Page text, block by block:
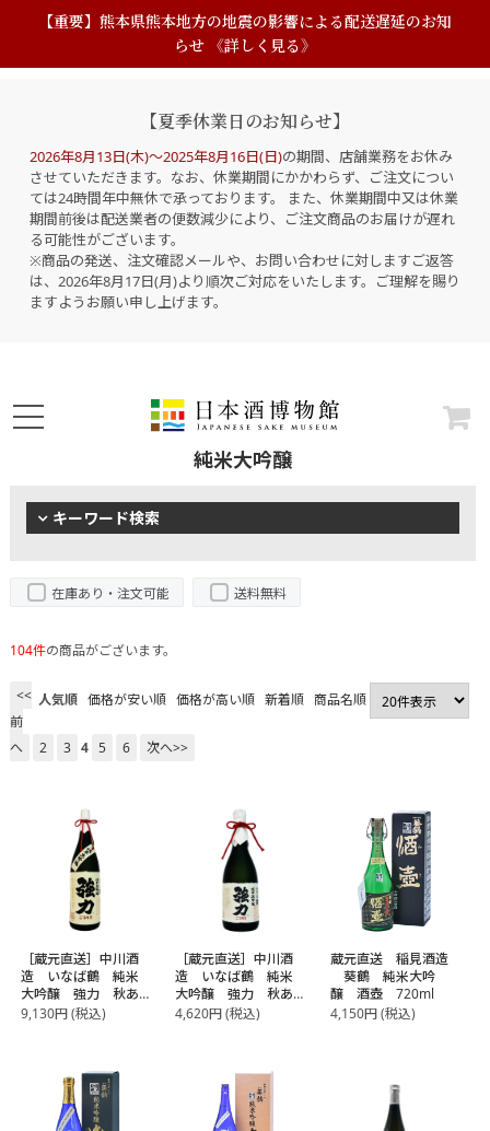
【重要】熊本県熊本地方の地震の影響による配送遅延のお知
らせ 《詳しく見る》
【夏季休業日のお知らせ】
2026年8月13日(木)～2025年8月16日(日)の期間、店舗業務をお休み
させていただきます。なお、休業期間にかかわらず、ご注文につい
ては24時間年中無休で承っております。 また、休業期間中又は休業
期間前後は配送業者の便数減少により、ご注文商品のお届けが遅れ
る可能性がございます。
※商品の発送、注文確認メールや、お問い合わせに対しますご返答
は、2026年8月17日(月)より順次ご対応をいたします。ご理解を賜り
ますようお願い申し上げます。
純米大吟醸
キーワード検索
在庫あり・注文可能 送料無料
104件の商品がございます。
人気順 価格が安い順 価格が高い順 新着順 商品名順
<<
前
へ
2 3 4 5 6 次へ>>
［蔵元直送］中川酒
造 いなば鶴 純米
大吟醸 強力 秋あ
がり 1800ml【常
9,130円(税込)
［蔵元直送］中川酒
造 いなば鶴 純米
大吟醸 強力 秋あ
がり 720ml【常
4,620円(税込)
蔵元直送 稲見酒造
葵鶴 純米大吟
醸 酒壺 720ml
4,150円(税込)